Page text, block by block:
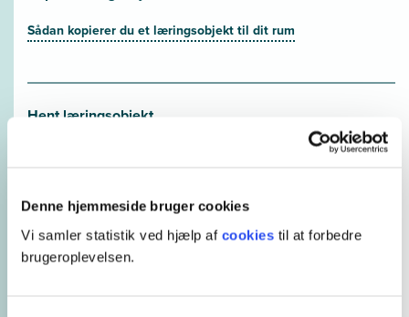
Denne hjemmeside bruger cookies
Vi samler statistik ved hjælp af cookies til at forbedre
brugeroplevelsen.
Sådan kopierer du et læringsobjekt til dit rum
Hent læringsobjekt
Hent vejledning